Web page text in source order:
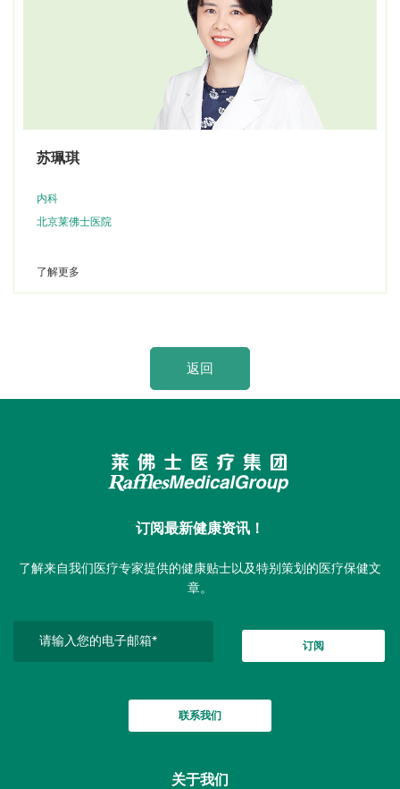
苏珮琪
内科
北京莱佛士医院
了解更多
返回
订阅最新健康资讯！
了解来自我们医疗专家提供的健康贴士以及特别策划的医疗保健文
章。
订阅
联系我们
关于我们